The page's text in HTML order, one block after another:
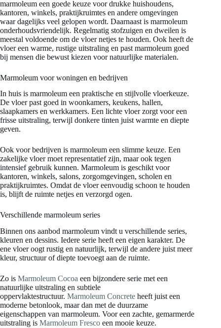
marmoleum een goede keuze voor drukke huishoudens,
kantoren, winkels, praktijkruimtes en andere omgevingen
waar dagelijks veel gelopen wordt. Daarnaast is marmoleum
onderhoudsvriendelijk. Regelmatig stofzuigen en dweilen is
meestal voldoende om de vloer netjes te houden. Ook heeft de
vloer een warme, rustige uitstraling en past marmoleum goed
bij mensen die bewust kiezen voor natuurlijke materialen.
Marmoleum voor woningen en bedrijven
In huis is marmoleum een praktische en stijlvolle vloerkeuze.
De vloer past goed in woonkamers, keukens, hallen,
slaapkamers en werkkamers. Een lichte vloer zorgt voor een
frisse uitstraling, terwijl donkere tinten juist warmte en diepte
geven.
Ook voor bedrijven is marmoleum een slimme keuze. Een
zakelijke vloer moet representatief zijn, maar ook tegen
intensief gebruik kunnen. Marmoleum is geschikt voor
kantoren, winkels, salons, zorgomgevingen, scholen en
praktijkruimtes. Omdat de vloer eenvoudig schoon te houden
is, blijft de ruimte netjes en verzorgd ogen.
Verschillende marmoleum series
Binnen ons aanbod marmoleum vindt u verschillende series,
kleuren en dessins. Iedere serie heeft een eigen karakter. De
ene vloer oogt rustig en natuurlijk, terwijl de andere juist meer
kleur, structuur of diepte toevoegt aan de ruimte.
Zo is Marmoleum Cocoa een bijzondere serie met een
natuurlijke uitstraling en subtiele
oppervlaktestructuur. Marmoleum Concrete heeft juist een
moderne betonlook, maar dan met de duurzame
eigenschappen van marmoleum. Voor een zachte, gemarmerde
uitstraling is Marmoleum Fresco een mooie keuze.